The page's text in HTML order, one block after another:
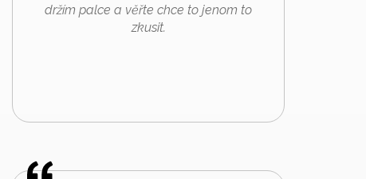
držím palce a věřte chce to jenom to
zkusit.